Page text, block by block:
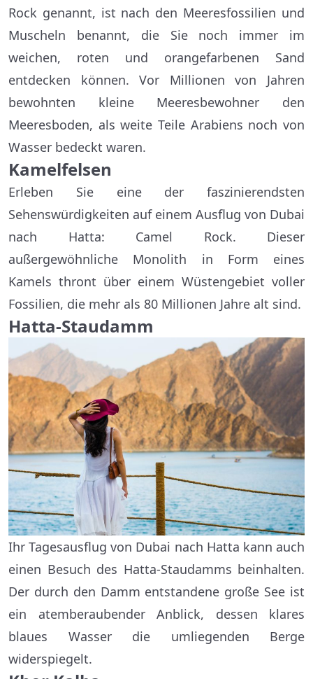
Rock genannt, ist nach den Meeresfossilien und
Muscheln benannt, die Sie noch immer im
weichen, roten und orangefarbenen Sand
entdecken können. Vor Millionen von Jahren
bewohnten kleine Meeresbewohner den
Meeresboden, als weite Teile Arabiens noch von
Wasser bedeckt waren.
Kamelfelsen
Erleben Sie eine der faszinierendsten
Sehenswürdigkeiten auf einem Ausflug von Dubai
nach Hatta: Camel Rock. Dieser
außergewöhnliche Monolith in Form eines
Kamels thront über einem Wüstengebiet voller
Fossilien, die mehr als 80 Millionen Jahre alt sind.
Hatta-Staudamm
Ihr Tagesausflug von Dubai nach Hatta kann auch
einen Besuch des Hatta-Staudamms beinhalten.
Der durch den Damm entstandene große See ist
ein atemberaubender Anblick, dessen klares
blaues Wasser die umliegenden Berge
widerspiegelt.